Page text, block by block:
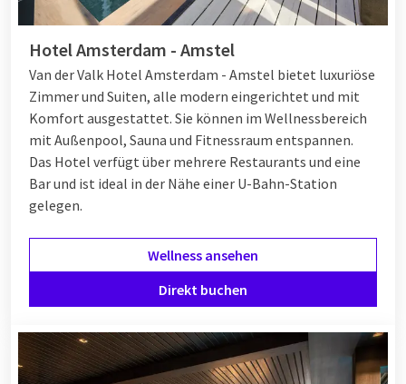
Hotel Amsterdam - Amstel
Van der Valk Hotel Amsterdam - Amstel bietet luxuriöse
Zimmer und Suiten, alle modern eingerichtet und mit
Komfort ausgestattet. Sie können im Wellnessbereich
mit Außenpool, Sauna und Fitnessraum entspannen.
Das Hotel verfügt über mehrere Restaurants und eine
Bar und ist ideal in der Nähe einer U-Bahn-Station
gelegen.
Wellness ansehen
Direkt buchen